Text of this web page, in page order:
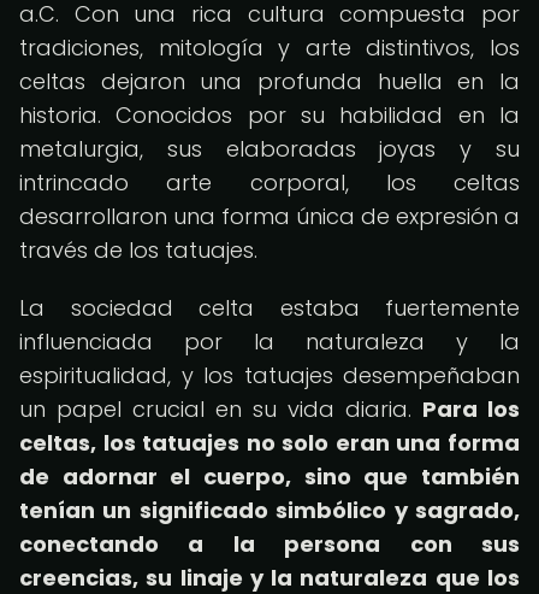
a.C. Con una rica cultura compuesta por
tradiciones, mitología y arte distintivos, los
celtas dejaron una profunda huella en la
historia. Conocidos por su habilidad en la
metalurgia, sus elaboradas joyas y su
intrincado arte corporal, los celtas
desarrollaron una forma única de expresión a
través de los tatuajes.
La sociedad celta estaba fuertemente
influenciada por la naturaleza y la
espiritualidad, y los tatuajes desempeñaban
un papel crucial en su vida diaria. Para los
celtas, los tatuajes no solo eran una forma
de adornar el cuerpo, sino que también
tenían un significado simbólico y sagrado,
conectando a la persona con sus
creencias, su linaje y la naturaleza que los